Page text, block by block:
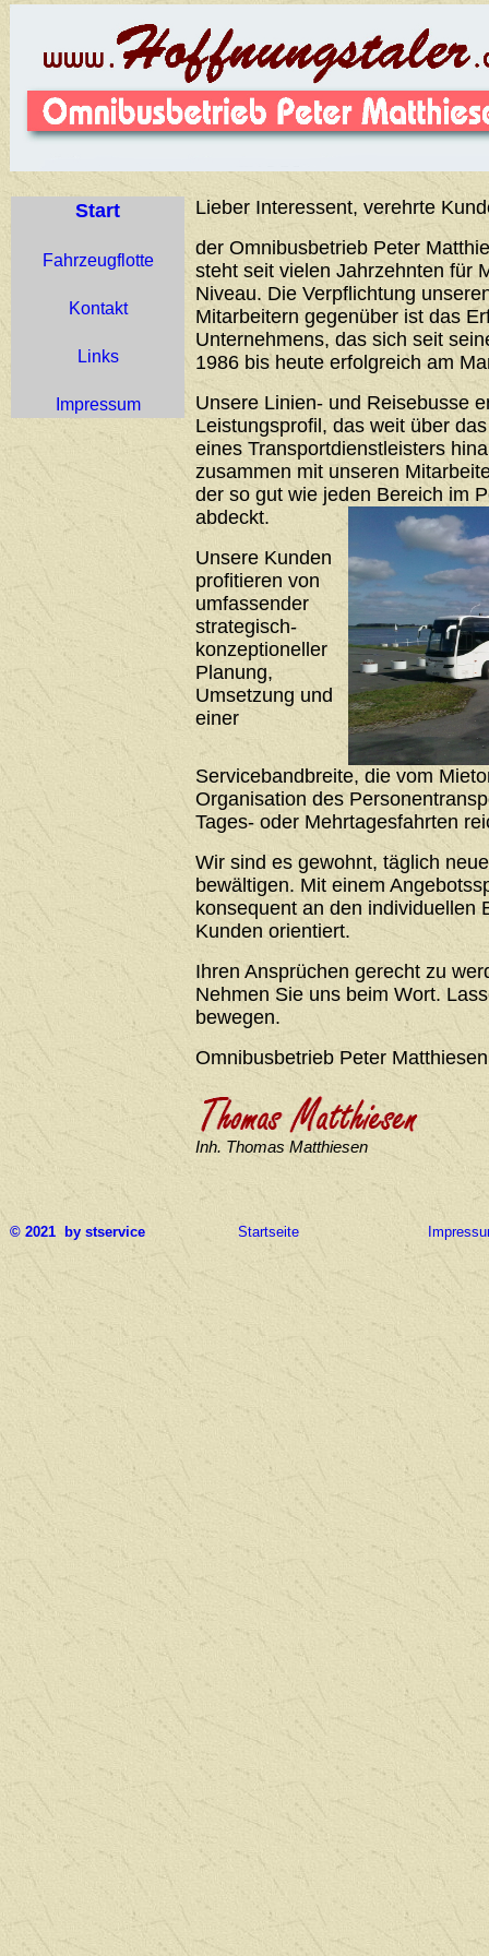
Start
Fahrzeugflotte
Kontakt
Links
Impressum
Lieber Interessent, verehrte
der Omnibusbetrieb Peter
steht seit vielen Jahrzehnten für
Niveau. Die Verpflichtung
Mitarbeitern gegenüber ist das
Unternehmens, das sich seit
1986 bis heute erfolgreich am
Unsere Linien- und Reisebusse
Leistungsprofil, das weit über
eines Transportdienstleisters
zusammen mit unseren
der so gut wie jeden Bereich im
abdeckt.
Unsere Kunden
profitieren von
umfassender
strategisch-
konzeptioneller
Planung,
Umsetzung und
einer
Servicebandbreite, die vom
Organisation des
Tages- oder Mehrtagesfahrten
Wir sind es gewohnt, täglich
bewältigen. Mit einem
konsequent an den individuellen
Kunden orientiert.
Ihren Ansprüchen gerecht zu
Nehmen Sie uns beim Wort.
bewegen.
Omnibusbetrieb Peter Matthiesen
Inh. Thomas Matthiesen
© 2021 by stservice Startseite